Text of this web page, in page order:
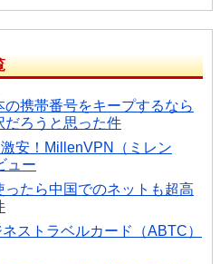
携帯番号をキープするなら
だろうと思った件
安！MillenVPN（ミレン
ュー
たら中国でのネットも超高
ストラベルカード（ABTC）